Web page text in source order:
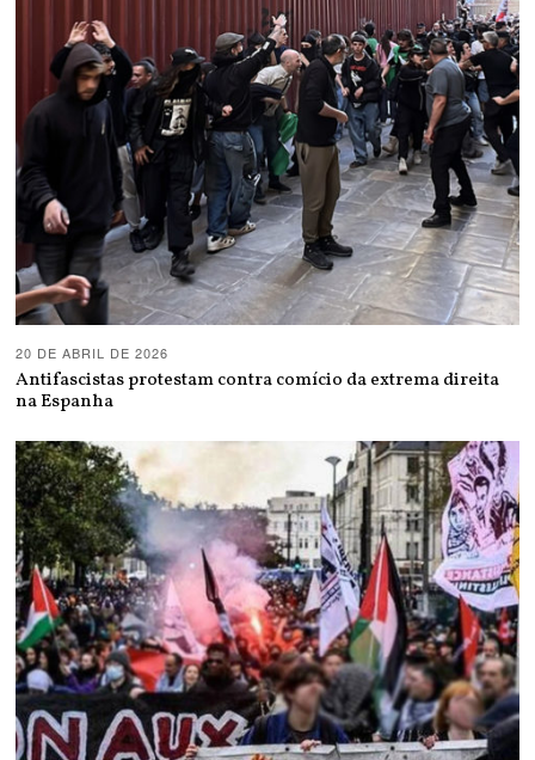
20 DE ABRIL DE 2026
Antifascistas protestam contra comício da extrema direita
na Espanha